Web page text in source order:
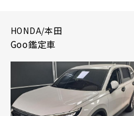
HONDA/本田
Goo鑑定車